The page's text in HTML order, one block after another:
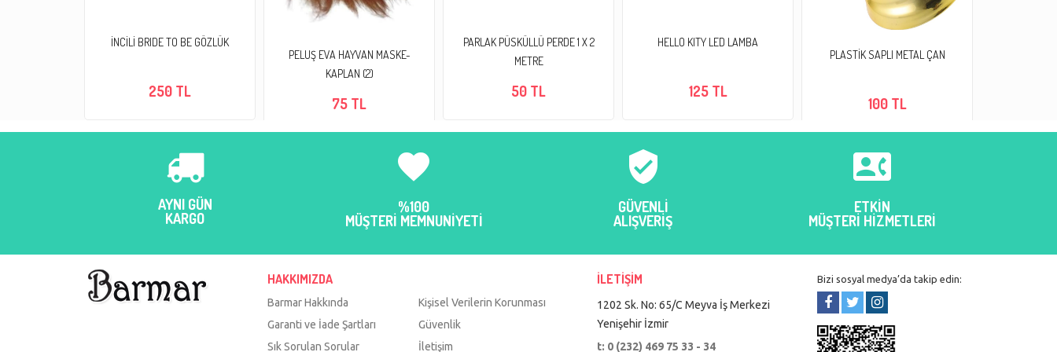
İNCİLİ BRIDE TO BE GÖZLÜK
250 TL
PELUŞ EVA HAYVAN MASKE-
KAPLAN (2)
75 TL
PARLAK PÜSKÜLLÜ PERDE 1 X 2
METRE
50 TL
HELLO KITY LED LAMBA
125 TL
PLASTİK SAPLI METAL ÇAN
100 TL
AYNI GÜN
KARGO
favorite
%100
MÜŞTERİ MEMNUNİYETİ
verified_user
GÜVENLİ
ALIŞVERİŞ

ETKİN
MÜŞTERİ HİZMETLERİ
HAKKIMIZDA
Barmar Hakkında
Kişisel Verilerin Korunması
Garanti ve İade Şartları
Güvenlik
Sık Sorulan Sorular
İletişim
İLETİŞİM
1202 Sk. No: 65/C Meyva İş Merkezi
Yenişehir İzmir
t: 0 (232) 469 75 33 - 34
Bizi sosyal medya’da takip edin: